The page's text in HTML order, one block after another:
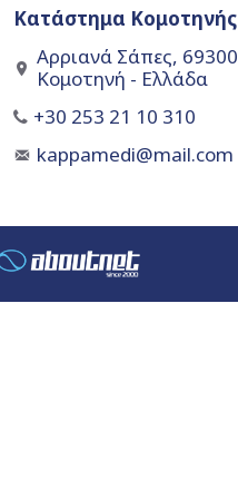
Κατάστημα Κομοτηνής
Αρριανά Σάπες, 69300
Κομοτηνή - Ελλάδα
+30 253 21 10 310
kappamedi@mail.com